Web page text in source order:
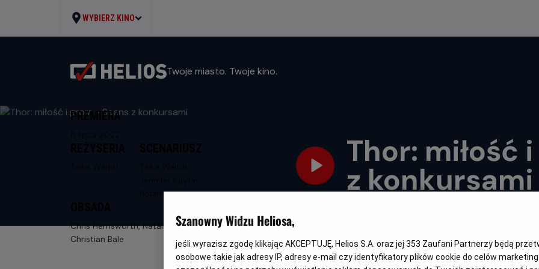
WYBIERZ KINO
Twoje miasto. Twoje kino.
Thor: miłość
z konkursami
PREMIERA
Robinson
Chris Hemsworth, Natalie Portman,
Christian Bale
Szanowny Widzu Heliosa,
jeśli wyrazisz zgodę klikając AKCEPTUJĘ, Helios S.A. oraz jej 353 Zaufani Partnerzy będą
osobowe takie jak adresy IP, adresy e-mail czy identyfikatory plików cookie do celów